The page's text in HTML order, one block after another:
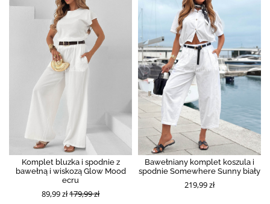
Komplet bluzka i spodnie z
bawełną i wiskozą Glow Mood
ecru
89,99 zł179,99 zł
Bawełniany komplet koszula i
spodnie Somewhere Sunny biały
219,99 zł